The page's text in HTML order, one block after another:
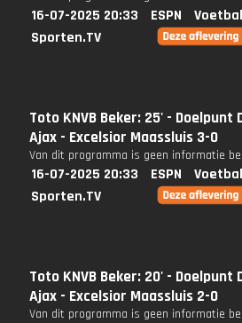
16-07-2025 20:33 ESPN
Sporten.TV
Toto KNVB Beker: 25' - Doelpunt
Ajax - Excelsior Maassluis 3-0
Van dit programma is geen informatie
16-07-2025 20:33 ESPN
Sporten.TV
Toto KNVB Beker: 20' - Doelpunt
Ajax - Excelsior Maassluis 2-0
Van dit programma is geen informatie